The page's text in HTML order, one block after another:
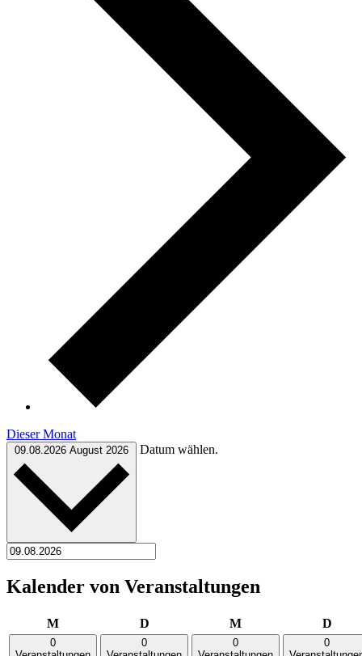
Dieser Monat
09.08.2026 August 2026 Datum wählen.
Kalender von Veranstaltungen
MMontag DDienstag MMittwoch D
0
0
0
0